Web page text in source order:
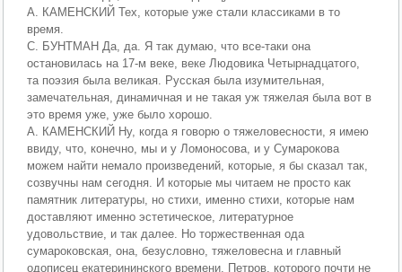
А. КАМЕНСКИЙ Тех, которые уже стали классиками в то
время.
С. БУНТМАН Да, да. Я так думаю, что все-таки она
остановилась на 17-м веке, веке Людовика Четырнадцатого,
та поэзия была великая. Русская была изумительная,
замечательная, динамичная и не такая уж тяжелая была вот в
это время уже, уже было хорошо.
А. КАМЕНСКИЙ Ну, когда я говорю о тяжеловесности, я имею
ввиду, что, конечно, мы и у Ломоносова, и у Сумарокова
можем найти немало произведений, которые, я бы сказал так,
созвучны нам сегодня. И которые мы читаем не просто как
памятник литературы, но стихи, именно стихи, которые нам
доставляют именно эстетическое, литературное
удовольствие, и так далее. Но торжественная ода
сумароковская, она, безусловно, тяжеловесна и главный
одописец екатерининского времени, Петров, которого почти не